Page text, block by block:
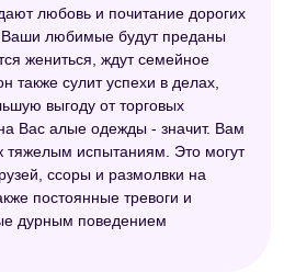
любовь и почитание дорогих
любимые будут преданы
жениться, ждут семейное
также сулит успехи в делах,
выгоду от торговых
Вас алые одежды - значит. Вам
тяжелым испытаниям. Это могут
ссоры и размолвки на
постоянные тревоги и
дурным поведением